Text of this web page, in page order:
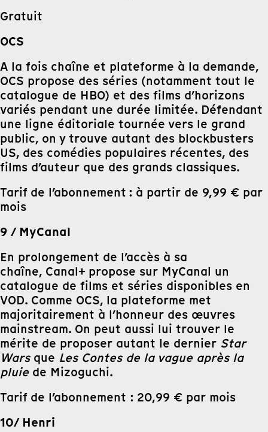
Gratuit
OCS
A la fois chaîne et plateforme à la demande,
OCS propose des séries (notamment tout le
catalogue de HBO) et des films d’horizons
variés pendant une durée limitée. Défendant
une ligne éditoriale tournée vers le grand
public, on y trouve autant des blockbusters
US, des comédies populaires récentes, des
films d’auteur que des grands classiques.
Tarif de l’abonnement : à partir de 9,99 € par
mois
9 / MyCanal
En prolongement de l’accès à sa
chaîne, Canal+ propose sur MyCanal un
catalogue de films et séries disponibles en
VOD. Comme OCS, la plateforme met
majoritairement à l’honneur des œuvres
mainstream. On peut aussi lui trouver le
mérite de proposer autant le dernier Star
Warsque Les Contes de la vague après la
pluiede Mizoguchi.
Tarif de l’abonnement : 20,99 € par mois
10/ Henri